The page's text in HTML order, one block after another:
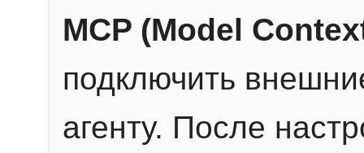
MCP (Model
подключить
агенту. После